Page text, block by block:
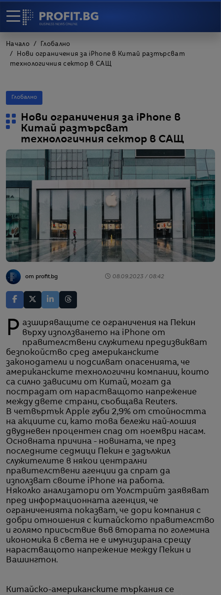
Начало
Глобално
Нови ограничения за iPhone в Китай разтърсват
технологичния сектор в САЩ
Глобално
Нови ограничения за iPhone в
Китай разтърсват
технологичния сектор в САЩ
от profit.bg 08.09.2023 / 08:42
Разширяващите се ограничения на Пекин върху използването на iPhone от
правителствени служители предизвикват
безпокойство сред американските
законодатели и подсилват опасенията, че
американските технологични компании, които
са силно зависими от Китай, могат да
пострадат от нарастващото напрежение
между двете страни, съобщава Reuters.
В четвъртък Apple губи 2,9% от стойността
на акциите си, като това бележи най-лошия
двудневен процентен спад от ноември насам.
Основната причина - новината, че през
последните седмици Пекин е задължил
служителите в някои централни
правителствени агенции да спрат да
използват своите iPhone на работа.
Няколко анализатори от Уолстрийт заявяват
пред информационната агенция, че
ограниченията показват, че дори компания с
добри отношения с китайското правителство
и голямо присъствие във втората по големина
икономика в света не е имунизирана срещу
нарастващото напрежение между Пекин и
Вашингтон.
Китайско-американските търкания се